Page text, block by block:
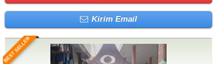
Kirim Email
BEST SELLER